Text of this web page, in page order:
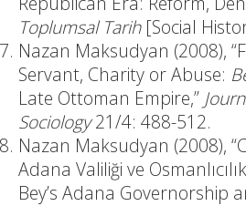
Toplumsal Tarih [Social
Nazan Maksudyan (2008),
Servant, Charity or Abuse:
Late Ottoman Empire,”
Sociology21/4: 488-512.
Nazan Maksudyan (2008),
Adana Valiliği ve
Bey’s Adana Governorship